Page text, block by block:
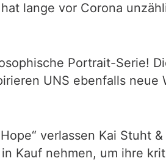
lange vor Corona
Portrait-Serie!
UNS ebenfalls
verlassen Kai Stuht
Kauf nehmen, um ihre